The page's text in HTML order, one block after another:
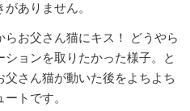
ありません。
お父さん猫にキス！ どうやら
ョンを取りたかった様子。と
さん猫が動いた後をよちよち
トです。